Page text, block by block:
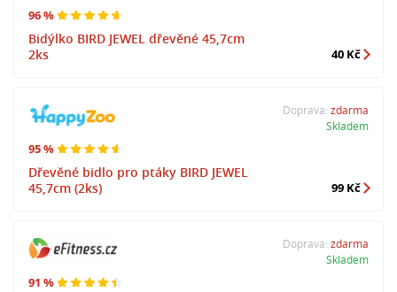
96 %
Bidýlko BIRD JEWEL dřevěné 45,7cm
2ks
40 Kč
95 %
Dřevěné bidlo pro ptáky BIRD JEWEL
45,7cm (2ks)
Doprava: zdarma
Skladem
99 Kč
91 %
Doprava: zdarma
Skladem